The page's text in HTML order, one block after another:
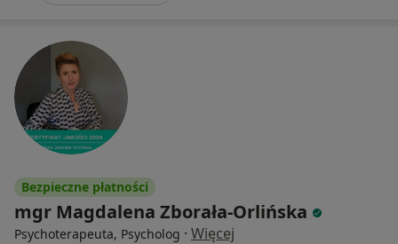
Bezpieczne płatności
mgr Magdalena Zborała-Orlińska
Psychoterapeuta, Psycholog · Więcej